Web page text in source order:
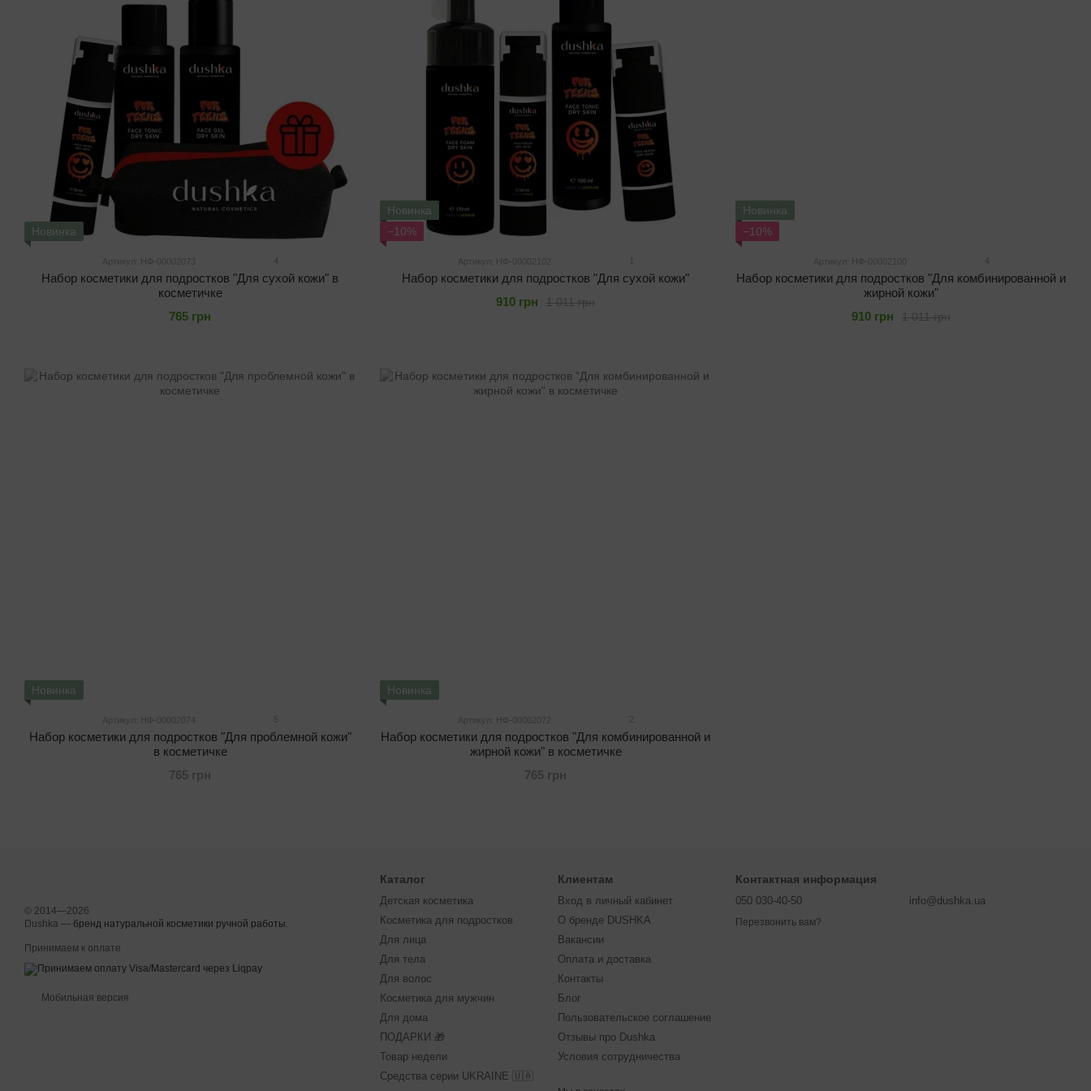
Новинка
Артикул: НФ-00002073 4
Набор косметики для подростков "Для сухой кожи" в
косметичке
765 грн
Новинка
−10%
Артикул: НФ-00002102
Набор косметики для подростков "Для сухой кожи"
1 011 грн
910 грн
Новинка
−10%
Артикул: НФ-00002100 4
Набор косметики для подростков "Для комбинированной и
жирной кожи"
1 011 грн
910 грн
Новинка
Артикул: НФ-00002074 5
Набор косметики для подростков "Для проблемной кожи"
в косметичке
765 грн
Новинка
Артикул: НФ-00002072
Набор косметики для подростков "Для комбинированной и
жирной кожи" в косметичке
765 грн
© 2014—2026
Dushka — бренд натуральной косметики ручной работы.
Принимаем к оплате
Мобильная версия
Каталог
Детская косметика
Косметика для подростков
Для лица
Для тела
Для волос
Косметика для мужчин
Для дома
ПОДАРКИ 🎁
Товар недели
Средства серии UKRAINE 🇺🇦
Клиентам
Вход в личный кабинет
О бренде DUSHKA
Вакансии
Оплата и доставка
Контакты
Блог
Пользовательское соглашение
Отзывы про Dushka
Условия сотрудничества
Контактная информация
050 030-40-50
Перезвонить вам?
info@dushka.ua